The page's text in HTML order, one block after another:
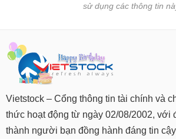
sử dụng các thông tin
Vietstock – Cổng thông tin tài chính và
thức hoạt động từ ngày 02/08/2002, với
thành người bạn đồng hành đáng tin